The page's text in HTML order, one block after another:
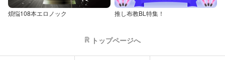
煩悩108本エロノック 推し布教BL特集！
トップページへ